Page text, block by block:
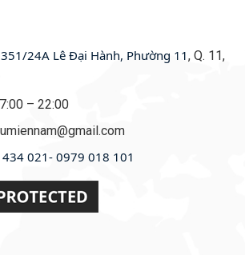
351/24A Lê Đại Hành, Phường 11, Q. 11,
7:00 – 22:00
021- 0979 018 101